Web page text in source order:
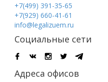
+7(499) 391-35-65
+7(929) 660-41-61
info@legalizuem.ru
Социальные сети
Адреса офисов